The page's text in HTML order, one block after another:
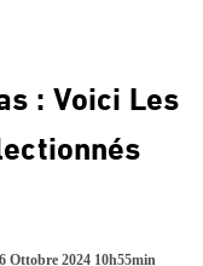
: Voici Les
Ottobre 2024 10h55min